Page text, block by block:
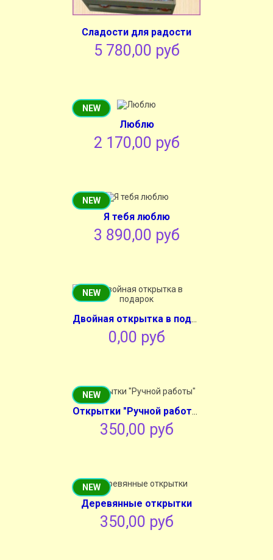
Сладости для радости
5 780,00 руб
NEW
Люблю
2 170,00 руб
NEW
Я тебя люблю
3 890,00 руб
NEW
0,00 руб
NEW
350,00 руб
NEW
Деревянные открытки
350,00 руб